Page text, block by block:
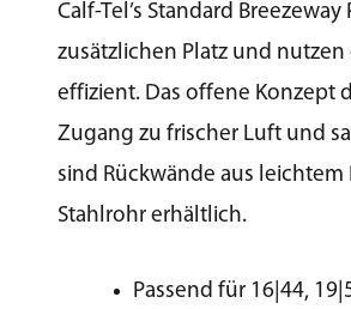
Calf-Tel’s Standard
zusätzlichen Platz und
effizient. Das offene Konzept
Zugang zu frischer Luft und
sind Rückwände aus
Stahlrohr erhältlich.
Passend für 16|44,